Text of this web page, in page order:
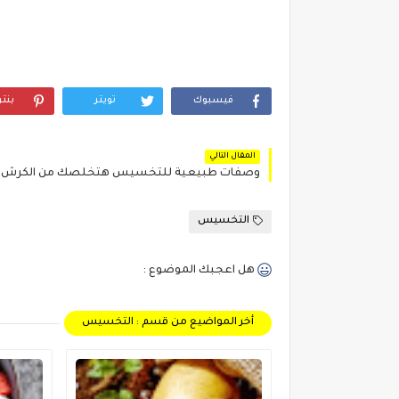
فيسبوك تويتر
المقال التالي
وصفات طبيعية للتخسيس هتخلصك من الكرش
التخسيس
هل اعجبك الموضوع :
أخر المواضيع من قسم : التخسيس